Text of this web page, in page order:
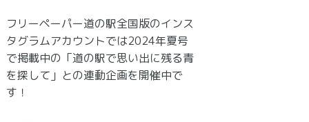
フリーペーパー道の駅全国版のインス
タグラムアカウントでは2024年夏号
で掲載中の「道の駅で思い出に残る青
を探して」との連動企画を開催中で
す！